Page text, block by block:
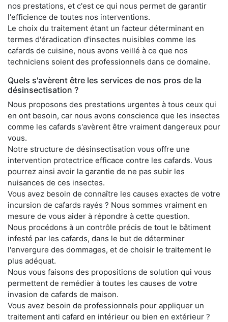
nos prestations, et c'est ce qui nous permet de garantir
l'efficience de toutes nos interventions.
Le choix du traitement étant un facteur déterminant en
termes d'éradication d'insectes nuisibles comme les
cafards de cuisine, nous avons veillé à ce que nos
techniciens soient des professionnels dans ce domaine.
Quels s'avèrent être les services de nos pros de la
désinsectisation ?
Nous proposons des prestations urgentes à tous ceux qui
en ont besoin, car nous avons conscience que les insectes
comme les cafards s'avèrent être vraiment dangereux pour
vous.
Notre structure de désinsectisation vous offre une
intervention protectrice efficace contre les cafards. Vous
pourrez ainsi avoir la garantie de ne pas subir les
nuisances de ces insectes.
Vous avez besoin de connaître les causes exactes de votre
incursion de cafards rayés ? Nous sommes vraiment en
mesure de vous aider à répondre à cette question.
Nous procédons à un contrôle précis de tout le bâtiment
infesté par les cafards, dans le but de déterminer
l'envergure des dommages, et de choisir le traitement le
plus adéquat.
Nous vous faisons des propositions de solution qui vous
permettent de remédier à toutes les causes de votre
invasion de cafards de maison.
Vous avez besoin de professionnels pour appliquer un
traitement anti cafard en intérieur ou bien en extérieur ?